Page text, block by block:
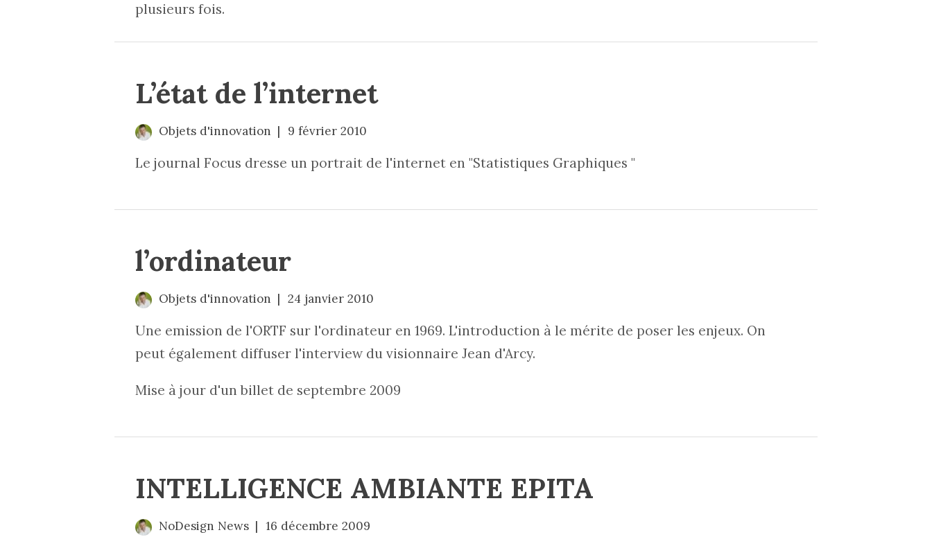
plusieurs fois.
L’état de l’internet
Objets d'innovation 9 février 2010
Le journal Focus dresse un portrait de l'internet en "Statistiques Graphiques "
l’ordinateur
Objets d'innovation 24 janvier 2010
Une emission de l'ORTF sur l'ordinateur en 1969. L'introduction à le mérite de poser les enjeux. On
peut également diffuser l'interview du visionnaire Jean d'Arcy.
Mise à jour d'un billet de septembre 2009
INTELLIGENCE AMBIANTE EPITA
NoDesign News 16 décembre 2009